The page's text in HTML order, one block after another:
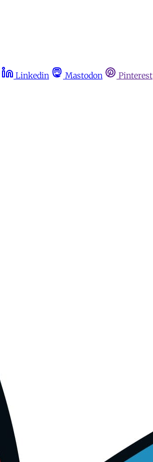
Linkedin Mastodon Pinterest